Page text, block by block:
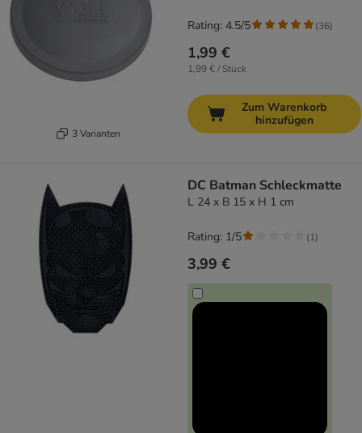
3 Varianten
1,99 €
1,99 € / Stück
Rating: 4.5/5 (36)
Zum Warenkorb
hinzufügen
DC Batman Schleckmatte
L 24 x B 15 x H 1 cm
3,99 €
Rating: 1/5 (1)